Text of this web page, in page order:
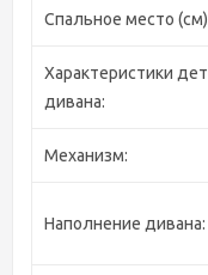
Спальное место
Характеристики
дивана:
Механизм:
Наполнение дивана: